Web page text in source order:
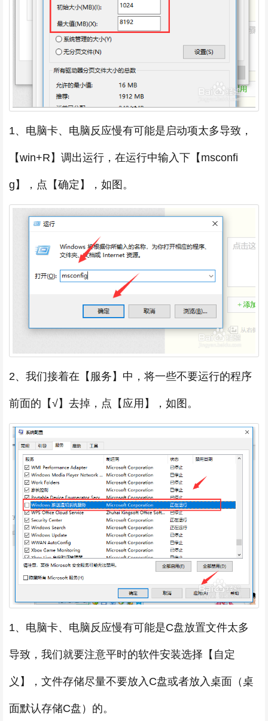
1、电脑卡、电脑反应慢有可能是启动项太多导致，
【win+R】调出运行，在运行中输入下【msconfi
g】，点【确定】，如图。
2、我们接着在【服务】中，将一些不要运行的程序
前面的【√】去掉，点【应用】，如图。
1、电脑卡、电脑反应慢有可能是C盘放置文件太多
导致，我们就要注意平时的软件安装选择【自定
义】，文件存储尽量不要放入C盘或者放入桌面（桌
面默认存储C盘）的。